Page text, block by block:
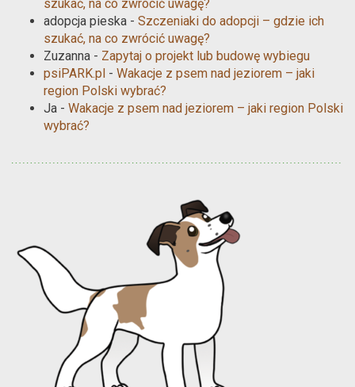
szukać, na co zwrócić uwagę?
adopcja pieska - Szczeniaki do adopcji – gdzie ich
szukać, na co zwrócić uwagę?
Zuzanna - Zapytaj o projekt lub budowę wybiegu
psiPARK.pl - Wakacje z psem nad jeziorem – jaki
region Polski wybrać?
Ja - Wakacje z psem nad jeziorem – jaki region Polski
wybrać?